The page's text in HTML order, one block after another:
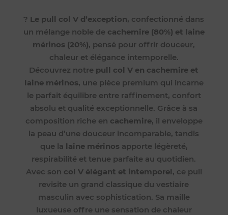
? Le pull col V d’exception, confectionné dans
un mélange noble de cachemire (80%) et laine
mérinos (20%), pensé pour offrir douceur,
chaleur et élégance intemporelle.
Découvrez notre pull col V en cachemire et
laine mérinos, une pièce premium qui incarne
le parfait équilibre entre raffinement, confort
absolu et qualité exceptionnelle. Grâce à sa
composition riche en cachemire, il enveloppe
la peau d’une douceur incomparable, tandis
que la laine mérinos apporte légèreté,
respirabilité et tenue parfaite au quotidien.
Avec son col V élégant et intemporel, ce pull
revisite un grand classique du vestiaire
masculin avec sophistication. Sa maille
luxueuse offre une sensation de chaleur